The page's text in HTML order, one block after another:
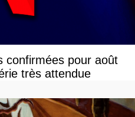
confirmées pour août
très attendue